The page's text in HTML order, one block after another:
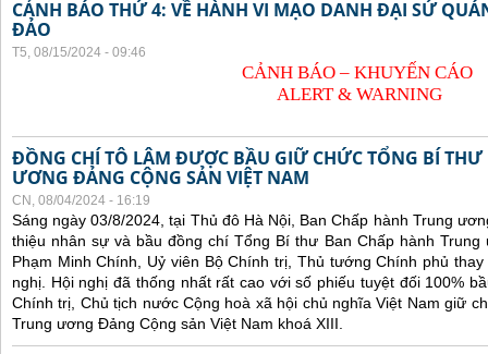
CẢNH BÁO THỨ 4: VỀ HÀNH VI MẠO DANH ĐẠI SỨ
ĐẢO
T5, 08/15/2024 - 09:46
CẢNH BÁO – KHUYẾN CÁO
ALERT & WARNING
ĐỒNG CHÍ TÔ LÂM ĐƯỢC BẦU GIỮ CHỨC TỔNG BÍ
ƯƠNG ĐẢNG CỘNG SẢN VIỆT NAM
CN, 08/04/2024 - 16:19
Sáng ngày 03/8/2024, tại Thủ đô Hà Nội, Ban Chấp hành Trung
thiệu nhân sự và bầu đồng chí Tổng Bí thư Ban Chấp hành
Phạm Minh Chính, Uỷ viên Bộ Chính trị, Thủ tướng Chính phủ
nghị. Hội nghị đã thống nhất rất cao với số phiếu tuyệt đối 100%
Chính trị, Chủ tịch nước Cộng hoà xã hội chủ nghĩa Việt Nam giữ
Trung ương Đảng Cộng sản Việt Nam khoá XIII.